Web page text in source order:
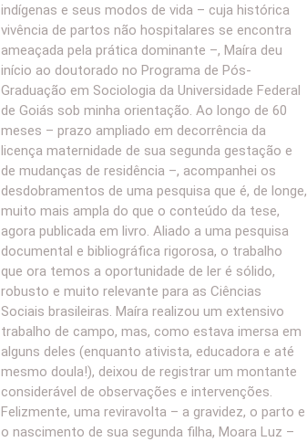
indígenas e seus modos de vida – cuja histórica
vivência de partos não hospitalares se encontra
ameaçada pela prática dominante –, Maíra deu
início ao doutorado no Programa de Pós-
Graduação em Sociologia da Universidade Federal
de Goiás sob minha orientação. Ao longo de 60
meses – prazo ampliado em decorrência da
licença maternidade de sua segunda gestação e
de mudanças de residência –, acompanhei os
desdobramentos de uma pesquisa que é, de longe,
muito mais ampla do que o conteúdo da tese,
agora publicada em livro. Aliado a uma pesquisa
documental e bibliográfica rigorosa, o trabalho
que ora temos a oportunidade de ler é sólido,
robusto e muito relevante para as Ciências
Sociais brasileiras. Maíra realizou um extensivo
trabalho de campo, mas, como estava imersa em
alguns deles (enquanto ativista, educadora e até
mesmo doula!), deixou de registrar um montante
considerável de observações e intervenções.
Felizmente, uma reviravolta – a gravidez, o parto e
o nascimento de sua segunda filha, Moara Luz –